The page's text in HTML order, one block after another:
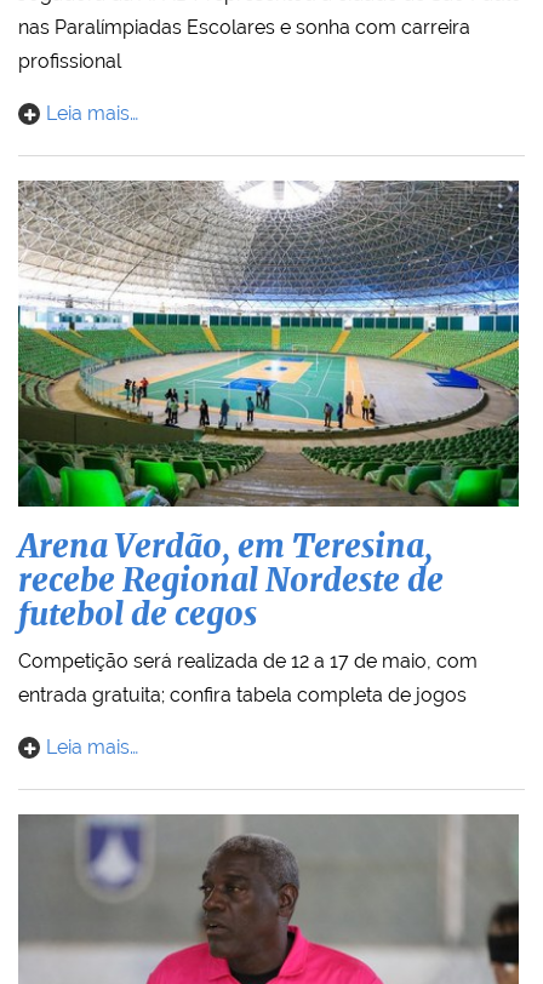
nas Paralímpiadas Escolares e sonha com carreira
profissional
Leia mais…
Arena Verdão, em Teresina,
recebe Regional Nordeste de
futebol de cegos
Competição será realizada de 12 a 17 de maio, com
entrada gratuita; confira tabela completa de jogos
Leia mais…